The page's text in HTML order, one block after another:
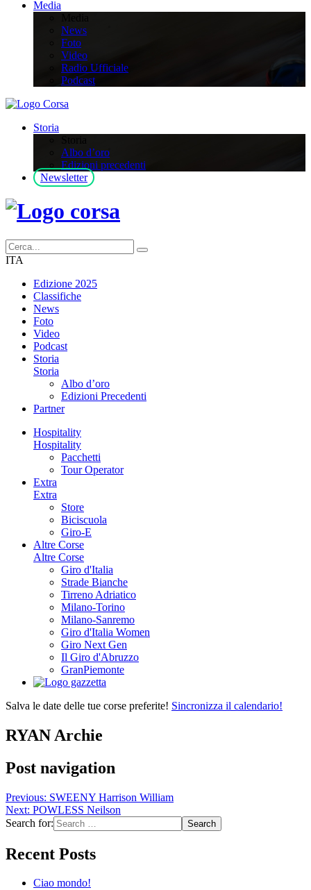
Media
News
Foto
Video
Radio Ufficiale
Podcast
Storia
Albo d’oro
Edizioni precedenti
Newsletter
ITA
Edizione 2025
Classifiche
News
Foto
Video
Podcast
Storia
Storia
Albo d’oro
Edizioni Precedenti
Partner
Hospitality
Hospitality
Pacchetti
Tour Operator
Extra
Extra
Store
Biciscuola
Giro-E
Altre Corse
Altre Corse
Giro d'Italia
Strade Bianche
Tirreno Adriatico
Milano-Torino
Milano-Sanremo
Giro d'Italia Women
Giro Next Gen
Il Giro d'Abruzzo
GranPiemonte
Salva le date delle tue corse preferite! Sincronizza il calendario!
RYAN Archie
Post navigation
Previous: SWEENY Harrison William
Next: POWLESS Neilson
Search for:
Recent Posts
Ciao mondo!